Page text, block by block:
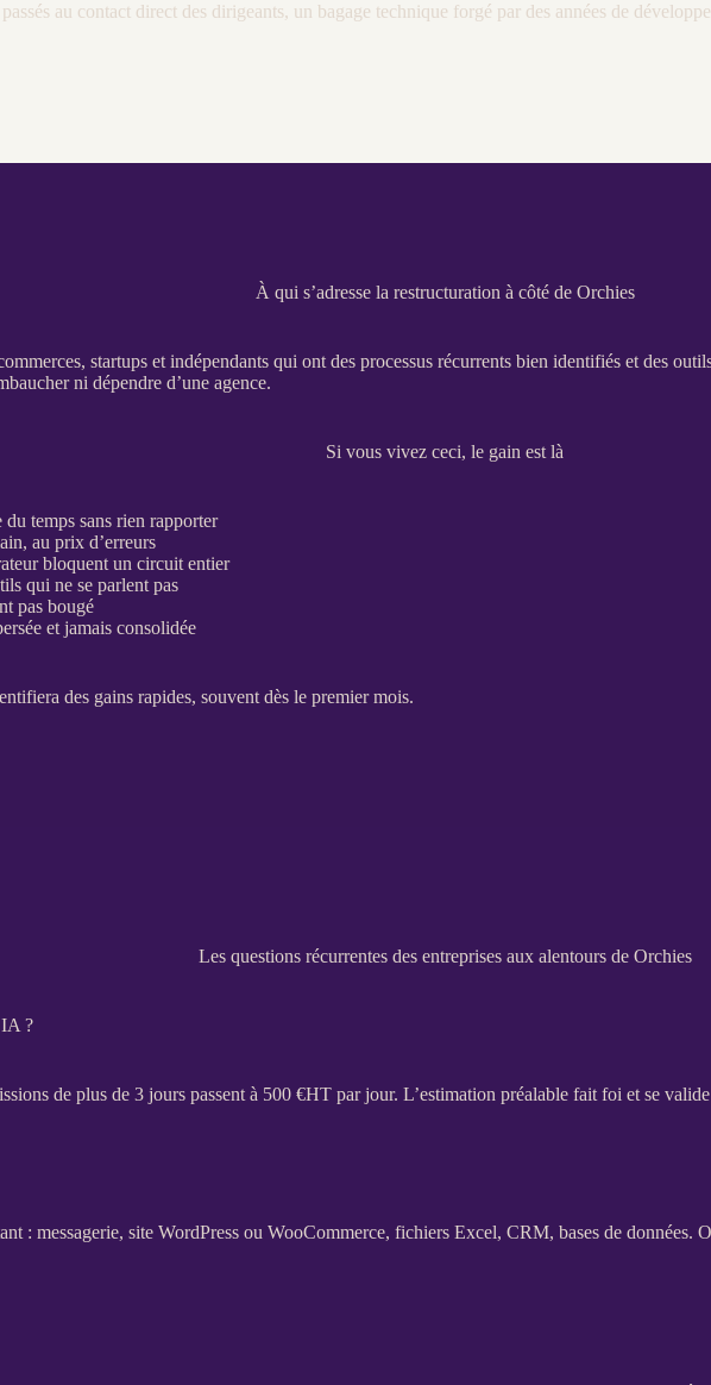
au contact direct des dirigeants, un bagage technique forgé par des années de
À qui s’adresse la restructuration à côté de Orchies
startups et indépendants qui ont des processus récurrents bien identifiés et des
ni dépendre d’une agence.
Si vous vivez ceci, le gain est là
temps sans rien rapporter
au prix d’erreurs
bloquent un circuit entier
qui ne se parlent pas
pas bougé
et jamais consolidée
des gains rapides, souvent dès le premier mois.
Les questions récurrentes des entreprises aux alentours de Orchies
IA ?
de plus de 3 jours passent à 500 €HT par jour. L’estimation préalable fait foi et se
: messagerie, site WordPress ou WooCommerce, fichiers Excel, CRM, bases de données.